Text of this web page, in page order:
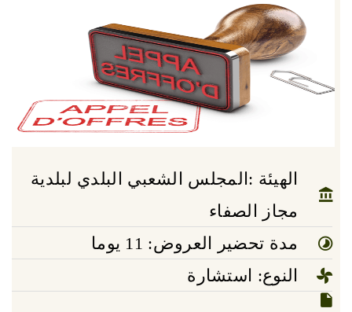
الهيئة :المجلس الشعبي البلدي لبلدية
مجاز الصفاء
مدة تحضير العروض: 11 يوما
النوع: استشارة